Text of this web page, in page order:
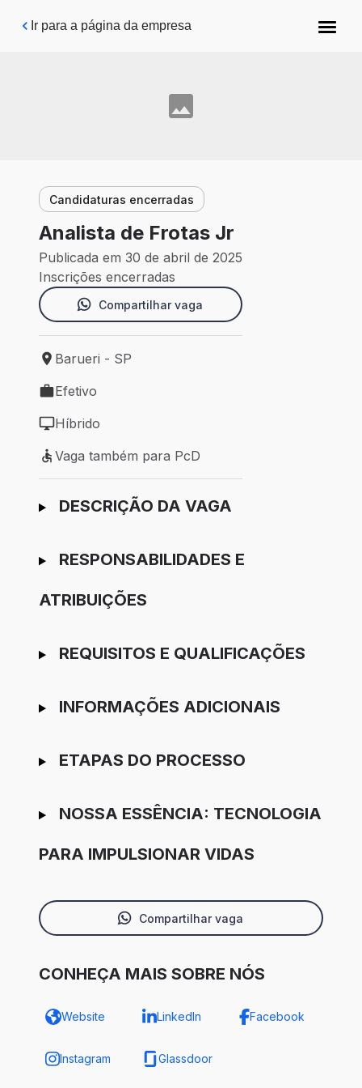
Pular para o conteúdo principal
Ir para a página da empresa
Candidaturas encerradas
Analista de Frotas Jr
Publicada em 30 de abril de 2025
Inscrições encerradas
Compartilhar vaga
Local de trabalho: Barueri - SP
Barueri - SP
Tipo de vaga: Efetivo
Efetivo
Modelo de trabalho: Híbrido
Híbrido
Vaga também para PcD
Vaga também para PcD
Ir para candidatura
DESCRIÇÃO DA VAGA
RESPONSABILIDADES E
ATRIBUIÇÕES
REQUISITOS E QUALIFICAÇÕES
INFORMAÇÕES ADICIONAIS
ETAPAS DO PROCESSO
NOSSA ESSÊNCIA: TECNOLOGIA
PARA IMPULSIONAR VIDAS
Compartilhar vaga
CONHEÇA MAIS SOBRE NÓS
Website LinkedIn Facebook
Instagram Glassdoor